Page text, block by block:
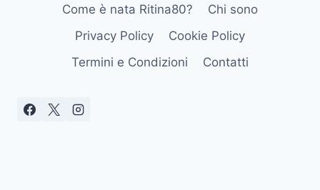
Come è nata Ritina80?
Chi sono
Privacy Policy
Cookie Policy
Termini e Condizioni
Contatti